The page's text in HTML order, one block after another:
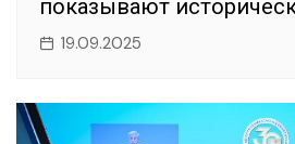
показывают
19.09.2025